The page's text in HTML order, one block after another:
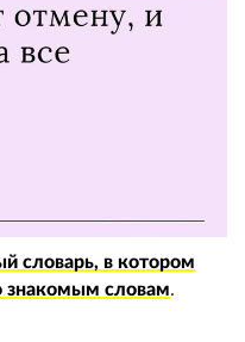
словарь, в котором
знакомым словам.